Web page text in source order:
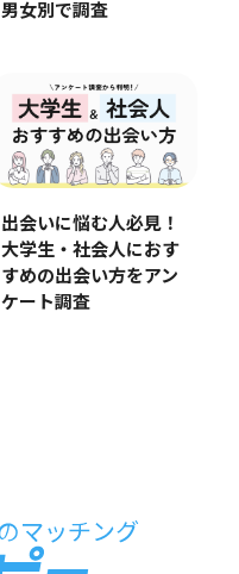
男女別で調査
出会いに悩む人必見！
大学生・社会人におす
すめの出会い方をアン
ケート調査